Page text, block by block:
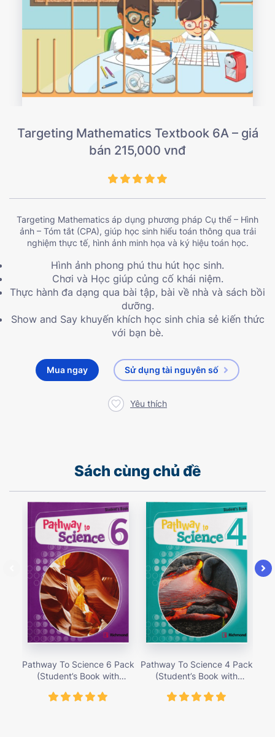
Targeting Mathematics Textbook 6A – giá
bán 215,000 vnđ
Targeting Mathematics áp dụng phương pháp Cụ thể – Hình
ảnh – Tóm tắt (CPA), giúp học sinh hiểu toán thông qua trải
nghiệm thực tế, hình ảnh minh họa và ký hiệu toán học.
Hình ảnh phong phú thu hút học sinh.
Chơi và Học giúp củng cố khái niệm.
Thực hành đa dạng qua bài tập, bài về nhà và sách bồi
dưỡng.
Show and Say khuyến khích học sinh chia sẻ kiến thức
với bạn bè.
Mua ngay Sử dụng tài nguyên số
Yêu thích
Sách cùng chủ đề
Pathway To Science 6 Pack
(Student’s Book with
419,000 vnđ
Pathway To Science 4 Pack
(Student’s Book with
419,000 vnđ